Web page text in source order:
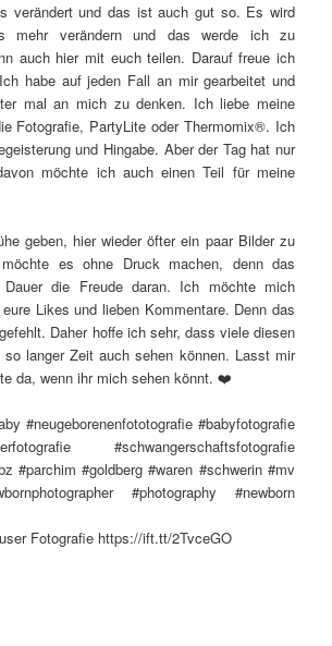
verändert und das ist auch gut so. Es wird
mehr verändern und das werde ich zu
auch hier mit euch teilen. Darauf freue ich
habe auf jeden Fall an mir gearbeitet und
mal an mich zu denken. Ich liebe meine
Fotografie, PartyLite oder Thermomix®. Ich
und Hingabe. Aber der Tag hat nur
möchte ich auch einen Teil für meine
geben, hier wieder öfter ein paar Bilder zu
es ohne Druck machen, denn das
die Freude daran. Ich möchte mich
Likes und lieben Kommentare. Denn das
Daher hoffe ich sehr, dass viele diesen
langer Zeit auch sehen können. Lasst mir
da, wenn ihr mich sehen könnt. ❤️
#neugeborenenfototografie #babyfotografie
#schwangerschaftsfotografie
#parchim #goldberg #waren #schwerin #mv
#photography #newborn
Fotografie https://ift.tt/2TvceGO